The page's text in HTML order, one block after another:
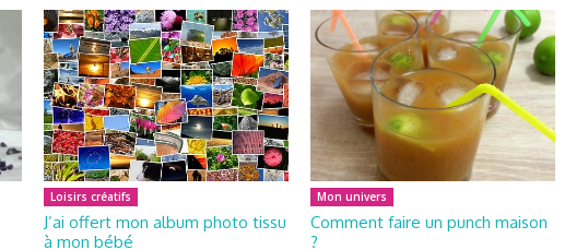
Loisirs créatifs
J’ai offert mon album photo tissu
à mon bébé
Mon univers
Comment faire un punch maison
?